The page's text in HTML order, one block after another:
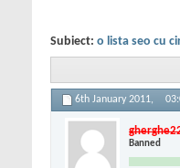
Subiect: o lista seo cu
6th January 2011,
Banned